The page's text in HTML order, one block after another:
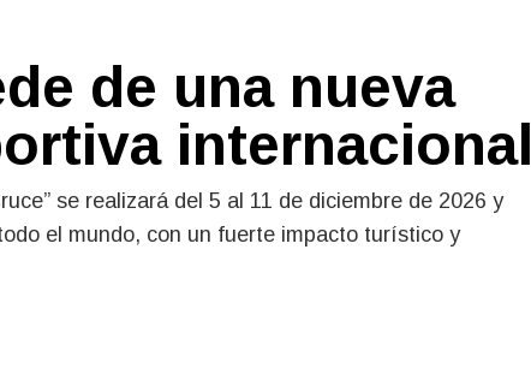
de una nueva
internacional
se realizará del 5 al 11 de diciembre de 2026 y
el mundo, con un fuerte impacto turístico y